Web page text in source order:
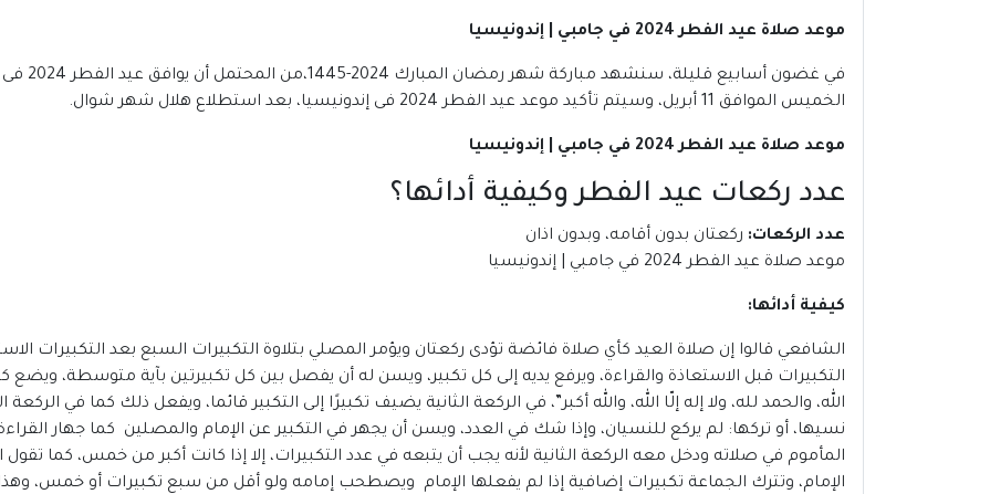
موعد صلاة عيد الفطر 2024 في جامبي | إندونيسيا
الخميس الموافق 11 أبريل، وسيتم تأكيد موعد عيد الفطر 2024 فى إندونيسيا، بعد استطلاع هلال شهر شوال.
موعد صلاة عيد الفطر 2024 في جامبي | إندونيسيا
عدد ركعات عيد الفطر وكيفية أدائها؟
عدد الركعات: ركعتان بدون أقامه، وبدون اذان
موعد صلاة عيد الفطر 2024 في جامبي | إندونيسيا
كيفية أدائها:
الشافعي قالوا إن صلاة العيد كأي صلاة فائضة تؤدى ركعتان ويؤمر المصلي بتلاوة التكبيرات السبع بعد التكبيرات
التكبيرات قبل الاستعاذة والقراءة، ويرفع يديه إلى كل تكبير، ويسن له أن يفصل بين كل تكبيرتين بآية متوسطة،
الله، والحمد لله، ولا إله إلّا الله، والله أكبر”، في الركعة الثانية يضيف تكبيرًا إلى التكبير قائما، ويفعل ذلك كما في
نسيها، أو تركها: لم يركع للنسيان، وإذا شك في العدد، ويسن أن يجهر في التكبير عن الإمام والمصلين كما جهار
المأموم في صلاته ودخل معه الركعة الثانية لأنه يجب أن يتبعه في عدد التكبيرات، إلا إذا كانت أكبر من خمس، كما
الإمام، وتترك الجماعة تكبيرات إضافية إذا لم يفعلها الإمام ويصطحب إمامه ولو أقل من سبع تكبيرات أو خمس،